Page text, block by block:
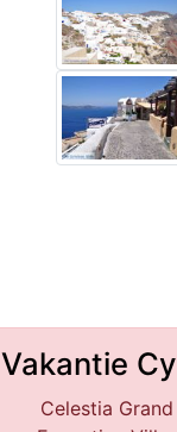
Vakantie
Celestia Grand